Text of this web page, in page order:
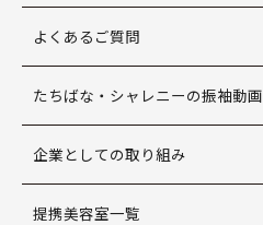
よくあるご質問
たちばな・シャレニーの振袖動画
企業としての取り組み
提携美容室一覧